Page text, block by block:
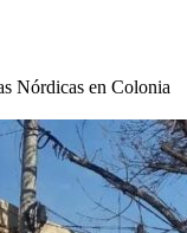
Nórdicas en Colonia